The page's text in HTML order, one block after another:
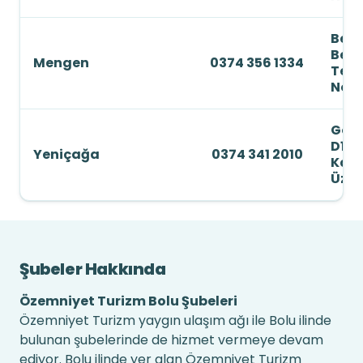
Mengen 0374 356 1334
No: 4
Yeniçağa 0374 341 2010
D100
Şubeler Hakkında
Özemniyet Turizm Bolu Şubeleri
Özemniyet Turizm yaygın ulaşım ağı ile Bolu ilinde
bulunan şubelerinde de hizmet vermeye devam